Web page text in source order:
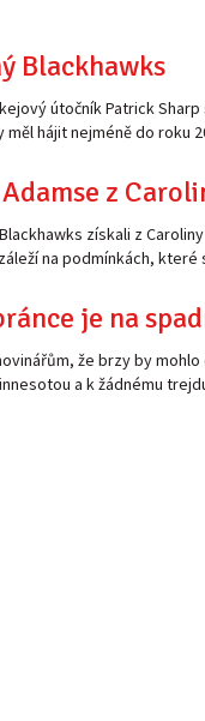
Blackhawks
útočník Patrick
měl hájit nejméně do roku
z
získali z
na podmínkách,
je na
že brzy by
a k žádnému